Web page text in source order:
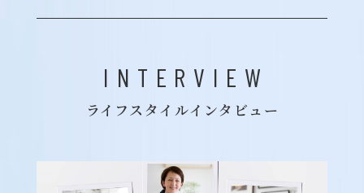
INTERVIEW
ライフスタイルインタビュー